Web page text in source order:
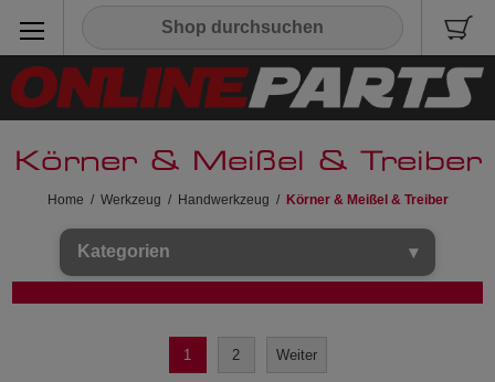
Körner & Meißel & Treiber
Home / Werkzeug / Handwerkzeug / Körner & Meißel & Treiber
Kategorien
1 2 Weiter